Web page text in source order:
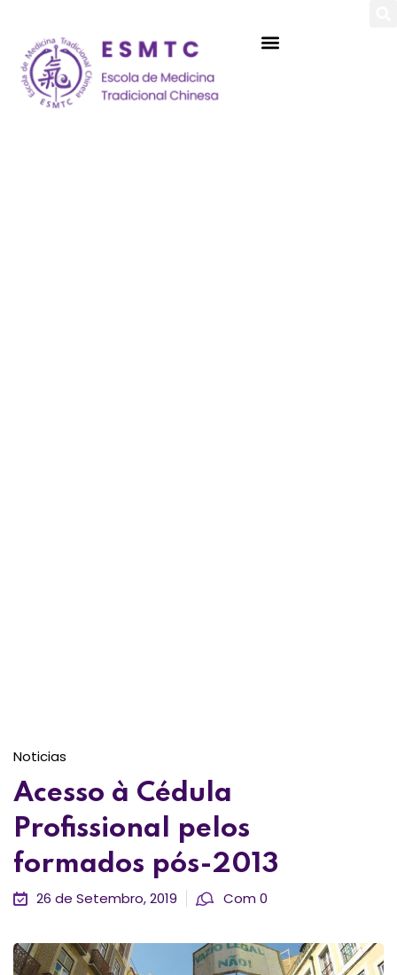
Noticias
Acesso à Cédula
Profissional pelos
formados pós-2013
26 de Setembro, 2019 Com 0
Login Assinar
Login